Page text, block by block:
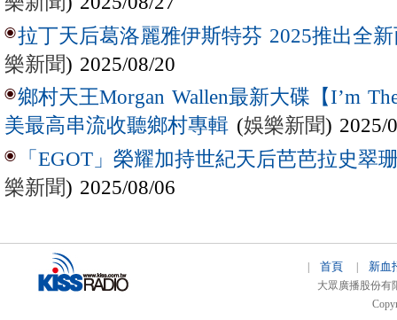
拉丁天后葛洛麗雅伊斯特芬 2025推出全新
樂新聞) 2025/08/20
鄉村天王Morgan Wallen最新大碟【I’m
美最高串流收聽鄉村專輯 (娛樂新聞) 2025/
「EGOT」榮耀加持世紀天后芭芭拉史翠
樂新聞) 2025/08/06
首頁 新血
大眾廣播股份有